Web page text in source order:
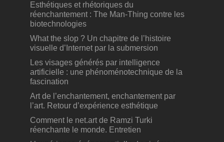
Esthétiques et rhétoriques du
réenchantement : The Man-Thing contre les
biotechnologies
What the slop ? Un chapitre de l’histoire
visuelle d’Internet par la submersion
Les visages générés par intelligence
artificielle : une phénoménotechnique de la
fascination
Art de l’enchantement, enchantement par
l’art. Retour d’expérience esthétique
Comment le net.art de Ramzi Turki
réenchante le monde. Entretien